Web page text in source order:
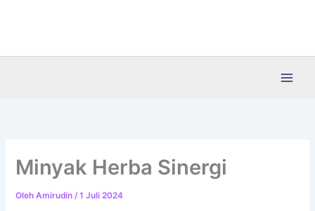
Minyak Herba Sinergi
OlehAmirudin/1 Juli 2024